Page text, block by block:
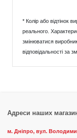
* Колір або відтінок
реального.
змінюватися
відповідальності за
Адреси наших
м. Дніпро, вул.